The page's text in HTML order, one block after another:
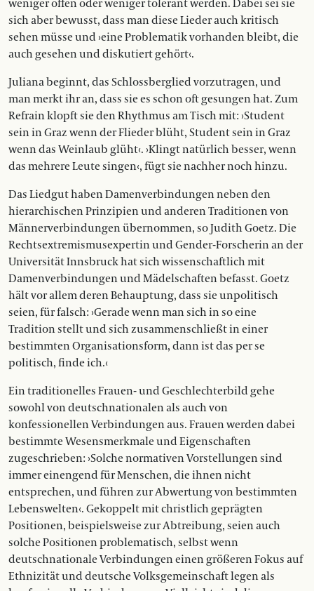
weniger offen oder weniger tolerant werden. Dabei sei sie
sich aber bewusst, dass man diese Lieder auch kritisch
sehen müsse und ›eine Problematik vorhanden bleibt, die
auch gesehen und diskutiert gehört‹.
Juliana beginnt, das Schlossberglied vorzutragen, und
man merkt ihr an, dass sie es schon oft gesungen hat. Zum
Refrain klopft sie den Rhythmus am Tisch mit: ›Student
sein in Graz wenn der Flieder blüht, Student sein in Graz
wenn das Weinlaub glüht‹. ›Klingt natürlich besser, wenn
das mehrere Leute singen‹, fügt sie nachher noch hinzu.
Das Liedgut haben Damenverbindungen neben den
hierarchischen Prinzipien und anderen Traditionen von
Männerverbindungen übernommen, so Judith Goetz. Die
Rechtsextremismusexpertin und Gender-Forscherin an der
Universität Innsbruck hat sich wissenschaftlich mit
Damenverbindungen und Mädelschaften befasst. Goetz
hält vor allem deren Behauptung, dass sie unpolitisch
seien, für falsch: ›Gerade wenn man sich in so eine
Tradition stellt und sich zusammenschließt in einer
bestimmten Organisationsform, dann ist das per se
politisch, finde ich.‹
Ein traditionelles Frauen- und Geschlechterbild gehe
sowohl von deutschnationalen als auch von
konfessionellen Verbindungen aus. Frauen werden dabei
bestimmte Wesensmerkmale und Eigenschaften
zugeschrieben: ›Solche normativen Vorstellungen sind
immer einengend für Menschen, die ihnen nicht
entsprechen, und führen zur Abwertung von bestimmten
Lebenswelten‹. Gekoppelt mit christlich geprägten
Positionen, beispielsweise zur Abtreibung, seien auch
solche Positionen problematisch, selbst wenn
deutschnationale Verbindungen einen größeren Fokus auf
Ethnizität und deutsche Volksgemeinschaft legen als